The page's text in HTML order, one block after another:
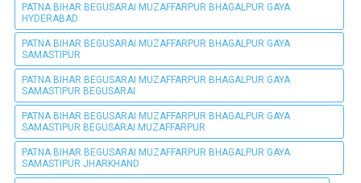
PATNA BIHAR BEGUSARAI MUZAFFARPUR BHAGALPUR GAYA
HYDERABAD
PATNA BIHAR BEGUSARAI MUZAFFARPUR BHAGALPUR GAYA
SAMASTIPUR
PATNA BIHAR BEGUSARAI MUZAFFARPUR BHAGALPUR GAYA
SAMASTIPUR BEGUSARAI
PATNA BIHAR BEGUSARAI MUZAFFARPUR BHAGALPUR GAYA
SAMASTIPUR BEGUSARAI MUZAFFARPUR
PATNA BIHAR BEGUSARAI MUZAFFARPUR BHAGALPUR GAYA
SAMASTIPUR JHARKHAND